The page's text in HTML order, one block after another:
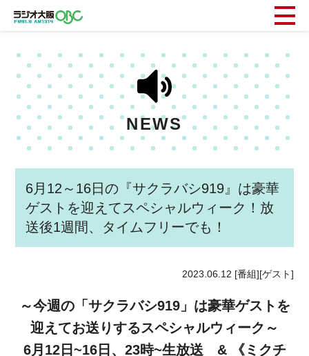
NEWS
6月12～16日の『サクラバシ919』は豪華
ゲストを迎えてスペシャルウィーク！放
送後1週間、タイムフリーでも！
2023.06.12 [番組][ゲスト]
～今週の「サクラバシ919」は豪華ゲストを
迎えてお送りするスペシャルウィーク～
6月12日~16日、23時~生放送 & 《ミクチ